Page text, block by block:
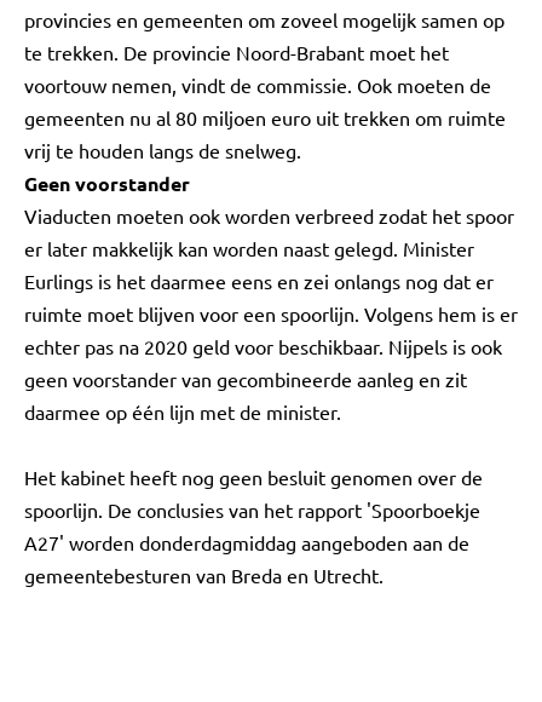
provincies en gemeenten om zoveel mogelijk samen op
te trekken. De provincie Noord-Brabant moet het
voortouw nemen, vindt de commissie. Ook moeten de
gemeenten nu al 80 miljoen euro uit trekken om ruimte
vrij te houden langs de snelweg.
Geen voorstander
Viaducten moeten ook worden verbreed zodat het spoor
er later makkelijk kan worden naast gelegd. Minister
Eurlings is het daarmee eens en zei onlangs nog dat er
ruimte moet blijven voor een spoorlijn. Volgens hem is er
echter pas na 2020 geld voor beschikbaar. Nijpels is ook
geen voorstander van gecombineerde aanleg en zit
daarmee op één lijn met de minister.
Het kabinet heeft nog geen besluit genomen over de
spoorlijn. De conclusies van het rapport 'Spoorboekje
A27' worden donderdagmiddag aangeboden aan de
gemeentebesturen van Breda en Utrecht.